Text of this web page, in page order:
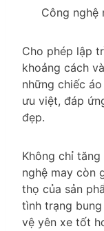
Công nghệ
Cho phép lập
khoảng cách
những chiếc
ưu việt, đáp
đẹp.
Không chỉ
nghệ may còn
thọ của sản
tình trạng
vệ yên xe tốt